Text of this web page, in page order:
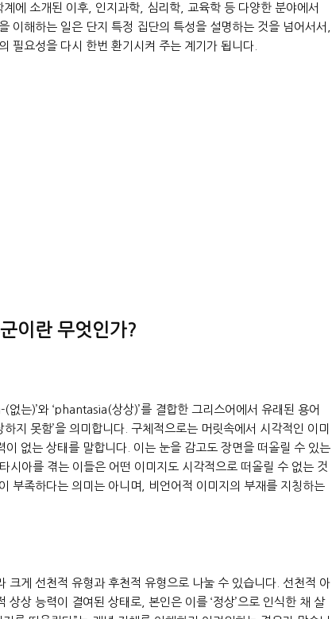
에 소개된 이후, 인지과학, 심리학, 교육학 등 다양한 분야에서
이해하는 일은 단지 특정 집단의 특성을 설명하는 것을 넘어서서,
필요성을 다시 한번 환기시켜 주는 계기가 됩니다.
이란 무엇인가?
는)’와 ‘phantasia(상상)’를 결합한 그리스어에서 유래된 용어
지 못함’을 의미합니다. 구체적으로는 머릿속에서 시각적인 이미
이 없는 상태를 말합니다. 이는 눈을 감고도 장면을 떠올릴 수 있는
시아를 겪는 이들은 어떤 이미지도 시각적으로 떠올릴 수 없는 것
부족하다는 의미는 아니며, 비언어적 이미지의 부재를 지칭하는
크게 선천적 유형과 후천적 유형으로 나눌 수 있습니다. 선천적 아
상상 능력이 결여된 상태로, 본인은 이를 ‘정상’으로 인식한 채 살